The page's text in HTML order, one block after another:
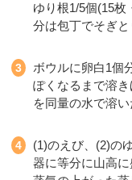
ゆり根1/5個(15枚
分は包丁でそぎと
ボウルに卵白1個
ぽくなるまで溶
を同量の水で溶
(1)のえび、(2)の
器に等分に山高に